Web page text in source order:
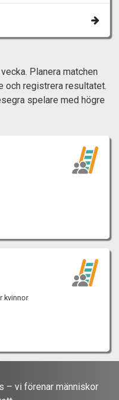
Planera matchen
och registrera resultatet.
spelare med högre
kvinnor
– vi förenar människor